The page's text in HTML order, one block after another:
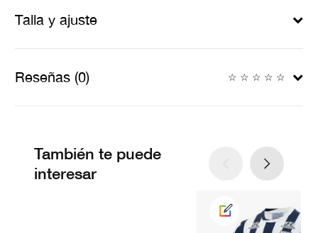
Talla y ajuste
Reseñas (0) ☆ ☆ ☆ ☆ ☆
También te puede
interesar